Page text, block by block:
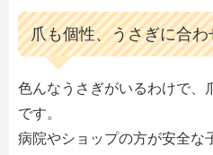
爪も個性、うさぎに合わ
色んなうさぎがいるわけで、
です。
病院やショップの方が安全な